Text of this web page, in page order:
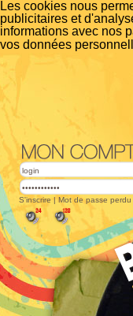
Les cookies nous
publicitaires et
informations avec nos
vos données
S'inscrire | Mot de passe perdu